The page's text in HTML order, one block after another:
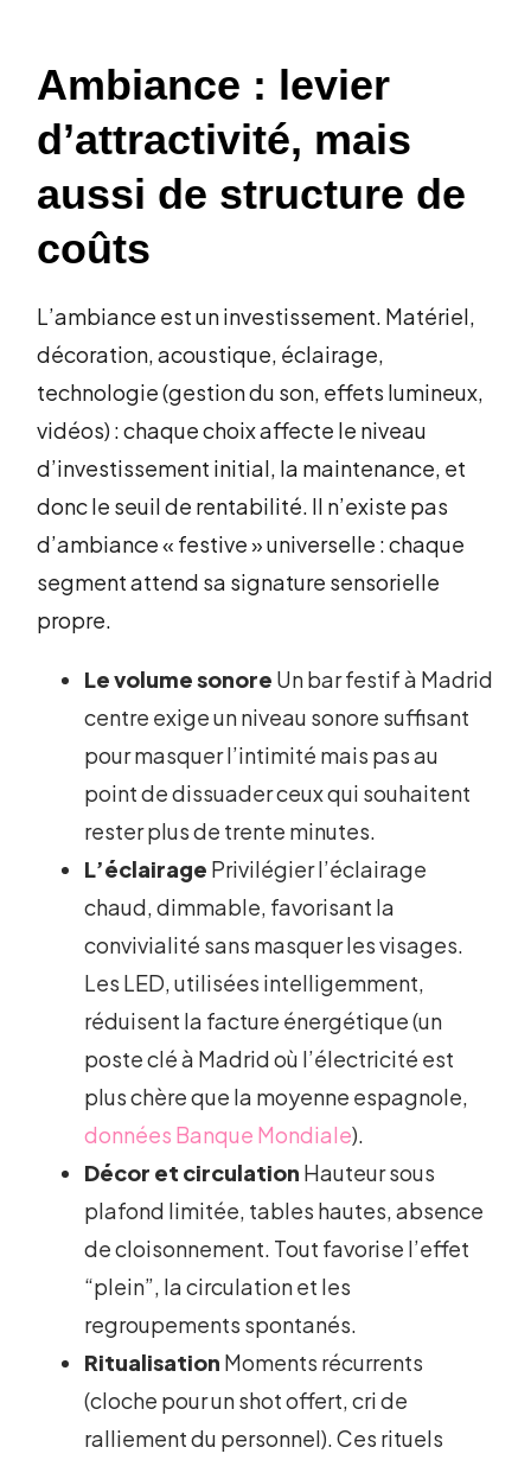
Ambiance : levier
d’attractivité, mais
aussi de structure de
coûts
L’ambiance est un investissement. Matériel,
décoration, acoustique, éclairage,
technologie (gestion du son, effets lumineux,
vidéos) : chaque choix affecte le niveau
d’investissement initial, la maintenance, et
donc le seuil de rentabilité. Il n’existe pas
d’ambiance « festive » universelle : chaque
segment attend sa signature sensorielle
propre.
Le volume sonore Un bar festif à Madrid
centre exige un niveau sonore suffisant
pour masquer l’intimité mais pas au
point de dissuader ceux qui souhaitent
rester plus de trente minutes.
L’éclairage Privilégier l’éclairage
chaud, dimmable, favorisant la
convivialité sans masquer les visages.
Les LED, utilisées intelligemment,
réduisent la facture énergétique (un
poste clé à Madrid où l’électricité est
plus chère que la moyenne espagnole,
données Banque Mondiale).
Décor et circulation Hauteur sous
plafond limitée, tables hautes, absence
de cloisonnement. Tout favorise l’effet
“plein”, la circulation et les
regroupements spontanés.
Ritualisation Moments récurrents
(cloche pour un shot offert, cri de
ralliement du personnel). Ces rituels